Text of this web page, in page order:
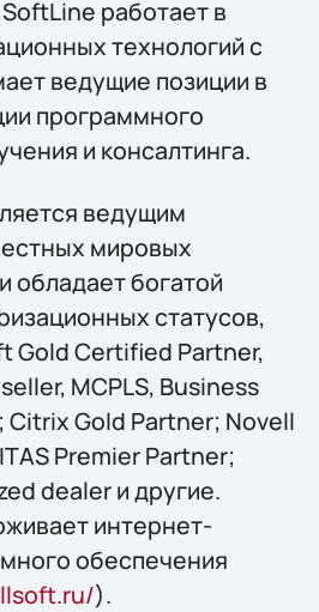
работает в
технологий с
ведущие позиции в
программного
и консалтинга.
ведущим
мировых
обладает богатой
статусов,
Gold Certified Partner,
MCPLS, Business
Gold Partner; Novell
Premier Partner;
dealer и другие.
интернет-
обеспечения
).